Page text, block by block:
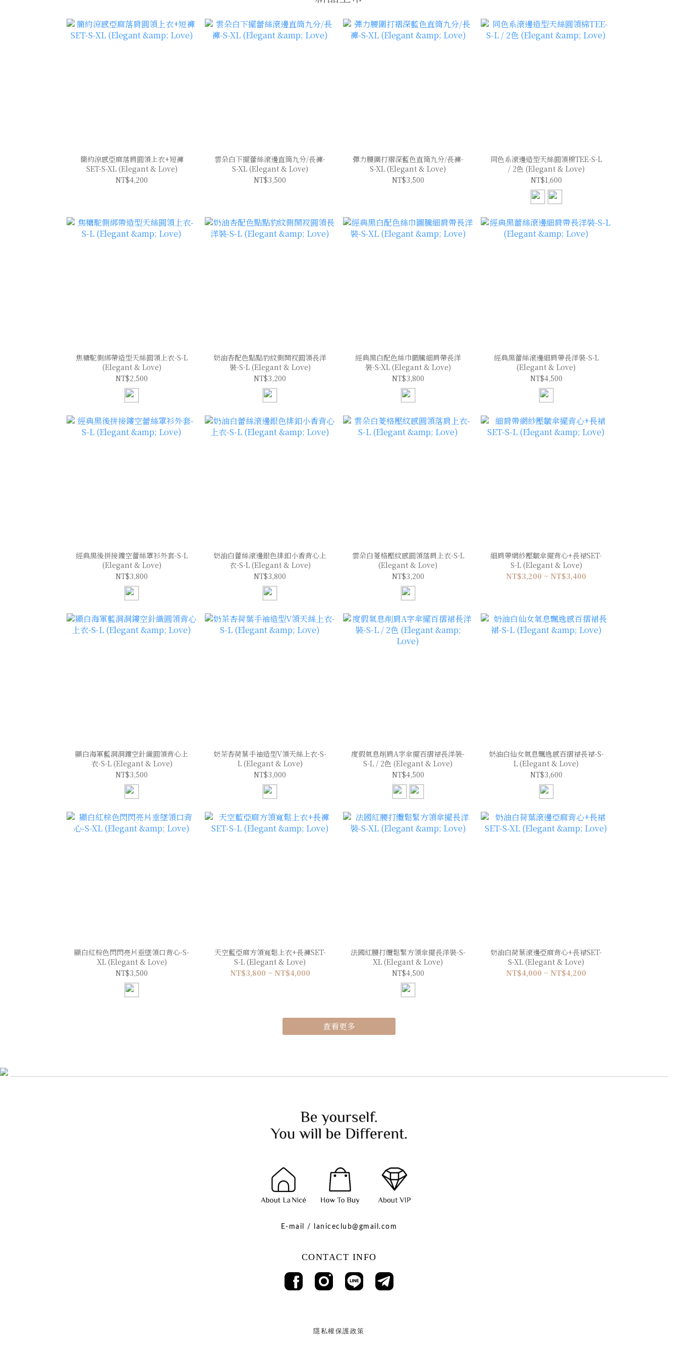
簡約涼感亞麻落肩圓領上衣+短褲
SET-S-XL (Elegant & Love)
NT$4,200
雲朵白下擺蕾絲滾邊直筒九分/長褲-
S-XL (Elegant & Love)
NT$3,500
彈力腰圍打褶深藍色直筒九分/長褲-
S-XL (Elegant & Love)
NT$3,500
同色系滾邊造型天絲圓領棉TEE-S-L
/ 2色 (Elegant & Love)
NT$1,600
焦糖駝側綁帶造型天絲圓領上衣-S-L
(Elegant & Love)
NT$2,500
奶油杏配色點點豹紋側開衩圓領長洋
裝-S-L (Elegant & Love)
NT$3,200
經典黑白配色絲巾圖騰細肩帶長洋
裝-S-XL (Elegant & Love)
NT$3,800
經典黑蕾絲滾邊細肩帶長洋裝-S-L
(Elegant & Love)
NT$4,500
經典黑後拼接鏤空蕾絲罩衫外套-S-L
(Elegant & Love)
NT$3,800
奶油白蕾絲滾邊銀色排釦小香背心上
衣-S-L (Elegant & Love)
NT$3,800
雲朵白菱格壓紋感圓領落肩上衣-S-L
(Elegant & Love)
NT$3,200
細肩帶網紗壓皺傘擺背心+長裙SET-
S-L (Elegant & Love)
NT$3,200 ~ NT$3,400
顯白海軍藍洞洞鏤空針織圓領背心上
衣-S-L (Elegant & Love)
NT$3,500
奶茶杏荷葉手袖造型V領天絲上衣-S-
L (Elegant & Love)
NT$3,000
度假氣息削肩A字傘擺百摺裙長洋裝-
S-L / 2色 (Elegant & Love)
NT$4,500
奶油白仙女氣息飄逸感百摺裙長裙-S-
L (Elegant & Love)
NT$3,600
顯白紅棕色閃閃亮片垂墜領口背心-S-
XL (Elegant & Love)
NT$3,500
天空藍亞麻方領寬鬆上衣+長褲SET-
S-L (Elegant & Love)
NT$3,800 ~ NT$4,000
法國紅腰打纜鬆緊方領傘擺長洋裝-S-
XL (Elegant & Love)
NT$4,500
奶油白荷葉滾邊亞麻背心+長裙SET-
S-XL (Elegant & Love)
NT$4,000 ~ NT$4,200
查看更多
E-mail / laniceclub@gmail.com
CONTACT INFO
隱私權保護政策